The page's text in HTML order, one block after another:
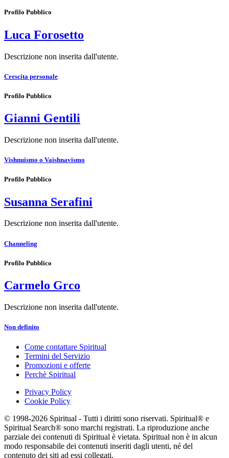
Profilo Pubblico
Luca Forosetto
Descrizione non inserita dall'utente.
Crescita personale
Profilo Pubblico
Gianni Gentili
Descrizione non inserita dall'utente.
Vishnuismo o Vaishnavismo
Profilo Pubblico
Susanna Serafini
Descrizione non inserita dall'utente.
Channeling
Profilo Pubblico
Carmelo Grco
Descrizione non inserita dall'utente.
Non definito
Come contattare Spiritual
Termini del Servizio
Promozioni e offerte
Perchè Spiritual
Privacy Policy
Cookie Policy
© 1998-2026 Spiritual - Tutti i diritti sono riservati. Spiritual® e
Spiritual Search® sono marchi registrati. La riproduzione anche
parziale dei contenuti di Spiritual è vietata. Spiritual non è in alcun
modo responsabile dei contenuti inseriti dagli utenti, né del
contenuto dei siti ad essi collegati.